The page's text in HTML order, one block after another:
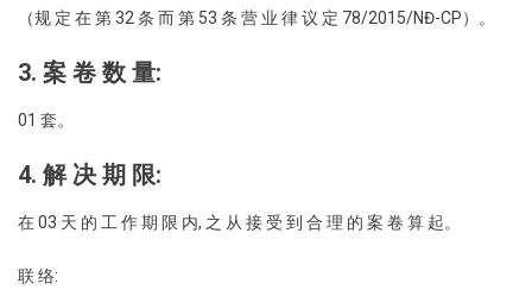
（规 定 在 第 32 条 而 第 53 条 营 业 律 议 定 78/2015/NĐ-CP）。
3. 案 卷 数 量:
01 套。
4. 解 决 期 限:
在 03 天 的 工 作 期 限 内, 之 从 接 受 到 合 理 的 案 卷 算 起。
联 络: